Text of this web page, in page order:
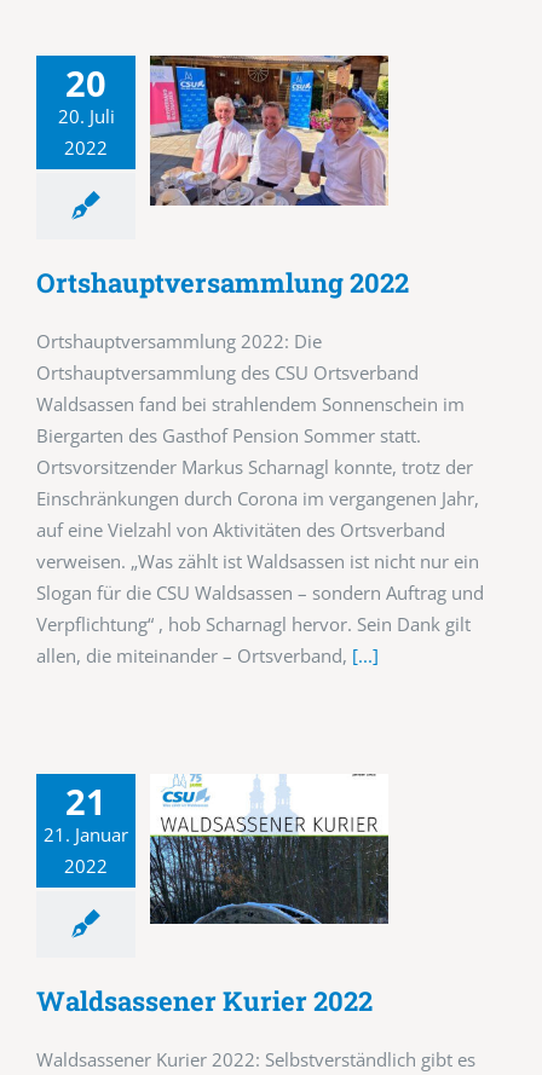
20
20. Juli
2022
Ortshauptversammlung 2022
Ortshauptversammlung 2022: Die
Ortshauptversammlung des CSU Ortsverband
Waldsassen fand bei strahlendem Sonnenschein im
Biergarten des Gasthof Pension Sommer statt.
Ortsvorsitzender Markus Scharnagl konnte, trotz der
Einschränkungen durch Corona im vergangenen Jahr,
auf eine Vielzahl von Aktivitäten des Ortsverband
verweisen. „Was zählt ist Waldsassen ist nicht nur ein
Slogan für die CSU Waldsassen – sondern Auftrag und
Verpflichtung“ , hob Scharnagl hervor. Sein Dank gilt
allen, die miteinander – Ortsverband, [...]
21
21. Januar
2022
Waldsassener Kurier 2022
Waldsassener Kurier 2022: Selbstverständlich gibt es